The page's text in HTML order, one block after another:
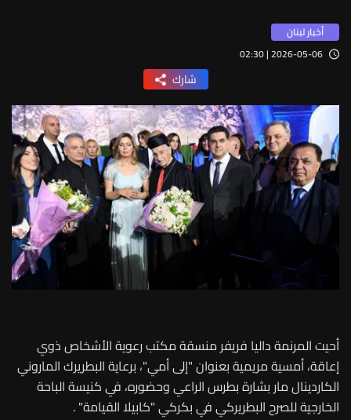
أخبار لبنان
2026-05-06 | 02:30
شارك
أحيت المرنمة داليا فريفر منسقة مكتب رعوية الأشخاص ذوي
إعاقة، أمسية مريمية بعنوان "إلى أمي"، برعاية البطريرك الماروني
الكاردينال مار بشارة بطرس الراعي وحضوره، في كنيسة الباحة
الخارجية للصرح البطريركي في بكركي "كابيلا القيامة" .